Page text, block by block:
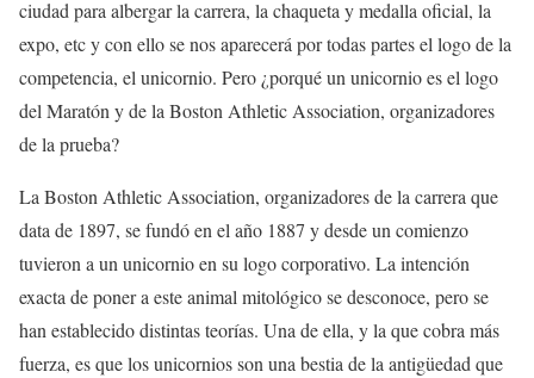
ciudad para albergar la carrera, la chaqueta y medalla oficial, la
expo, etc y con ello se nos aparecerá por todas partes el logo de la
competencia, el unicornio. Pero ¿porqué un unicornio es el logo
del Maratón y de la Boston Athletic Association, organizadores
de la prueba?
La Boston Athletic Association, organizadores de la carrera que
data de 1897, se fundó en el año 1887 y desde un comienzo
tuvieron a un unicornio en su logo corporativo. La intención
exacta de poner a este animal mitológico se desconoce, pero se
han establecido distintas teorías. Una de ella, y la que cobra más
fuerza, es que los unicornios son una bestia de la antigüedad que